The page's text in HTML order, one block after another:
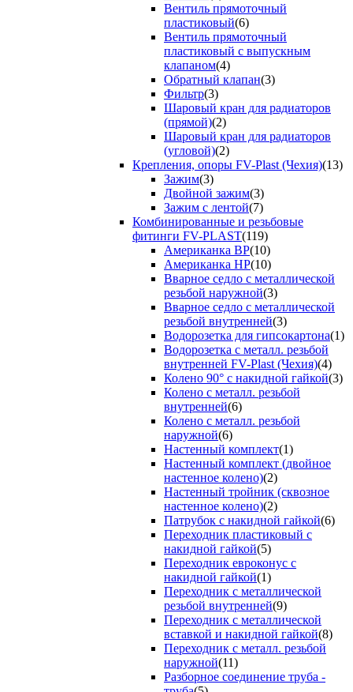
Вентиль прямоточный
пластиковый(6)
Вентиль прямоточный
пластиковый с выпускным
клапаном(4)
Обратный клапан(3)
Фильтр(3)
Шаровый кран для радиаторов
(прямой)(2)
Шаровый кран для радиаторов
(угловой)(2)
Крепления, опоры FV-Plast (Чехия)(13)
Зажим(3)
Двойной зажим(3)
Зажим с лентой(7)
Комбинированные и резьбовые
фитинги FV-PLAST(119)
Американка ВР(10)
Американка НР(10)
Вварное седло с металлической
резьбой наружной(3)
Вварное седло с металлической
резьбой внутренней(3)
Водорозетка для гипсокартона(1)
Водорозетка с металл. резьбой
внутренней FV-Plast (Чехия)(4)
Колено 90° с накидной гайкой(3)
Колено с металл. резьбой
внутренней(6)
Колено с металл. резьбой
наружной(6)
Настенный комплект(1)
Настенный комплект (двойное
настенное колено)(2)
Настенный тройник (сквозное
настенное колено)(2)
Патрубок с накидной гайкой(6)
Переходник пластиковый с
накидной гайкой(5)
Переходник евроконус с
накидной гайкой(1)
Переходник с металлической
резьбой внутренней(9)
Переходник с металлической
вставкой и накидной гайкой(8)
Переходник с металл. резьбой
наружной(11)
Разборное соединение труба -